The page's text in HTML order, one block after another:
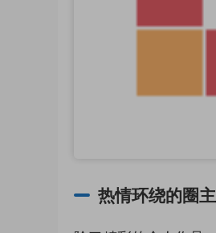
热情环绕的圈